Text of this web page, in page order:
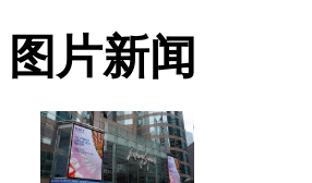
图片新闻